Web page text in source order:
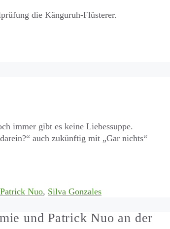
die Känguruh-Flüsterer.
immer gibt es keine Liebessuppe.
auch zukünftig mit „Gar nichts“
Patrick Nuo, Silva Gonzales
und Patrick Nuo an der